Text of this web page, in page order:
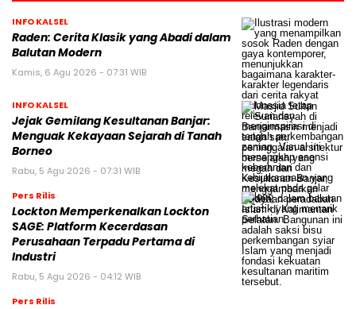
INFO KALSEL
Raden: Cerita Klasik yang Abadi dalam
Balutan Modern
Kamis, 6 Agu 2026 - 07:31 WIB
INFO KALSEL
Jejak Gemilang Kesultanan Banjar:
Menguak Kekayaan Sejarah di Tanah
Borneo
Rabu, 5 Agu 2026 - 07:31 WIB
Pers Rilis
Lockton Memperkenalkan Lockton
SAGE: Platform Kecerdasan
Perusahaan Terpadu Pertama di
Industri
Rabu, 5 Agu 2026 - 04:12 WIB
Pers Rilis